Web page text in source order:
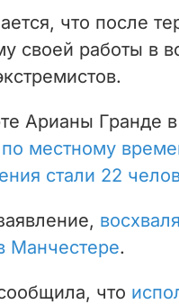
что после
своей работы в
Арианы Гранде
местному
стали 22
Манчестере.
что